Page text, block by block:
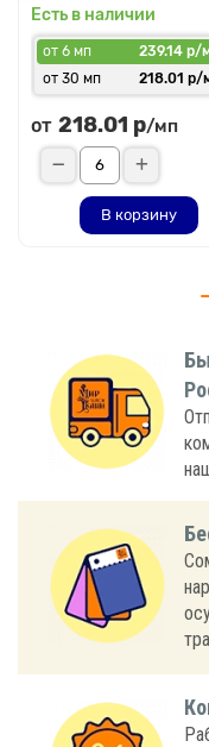
Есть в наличии
от 6 мп
239.14 р/
от 30 мп
218.01 р/
от 218.01 р/мп
В корзину